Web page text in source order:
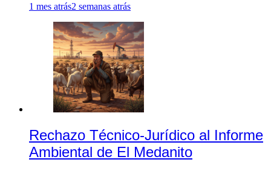
1 mes atrás2 semanas atrás
Rechazo Técnico-Jurídico al Informe
Ambiental de El Medanito